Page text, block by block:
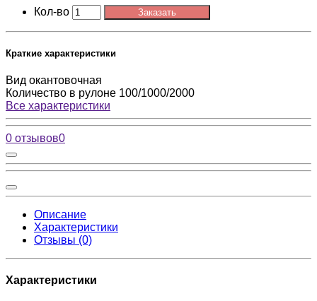
Кол-во Заказать
Краткие характеристики
Вид окантовочная
Количество в рулоне 100/1000/2000
Все характеристики
0 отзывов0
Описание
Характеристики
Отзывы (0)
Характеристики